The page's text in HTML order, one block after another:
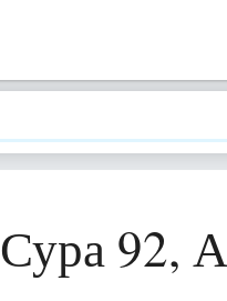
Сура 92,